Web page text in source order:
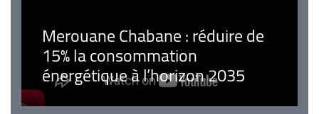
Merouane Chabane : réduire de
15% la consommation
énergétique à l’horizon 2035